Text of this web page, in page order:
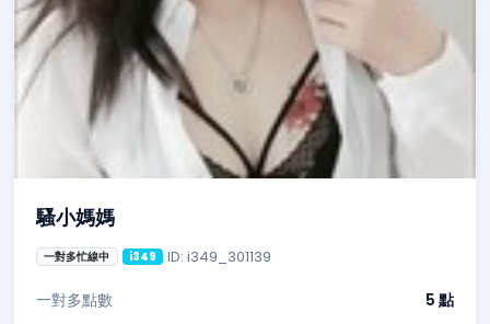
騷小媽媽
一對多忙線中 i349 ID: i349_301139
一對多點數 5 點